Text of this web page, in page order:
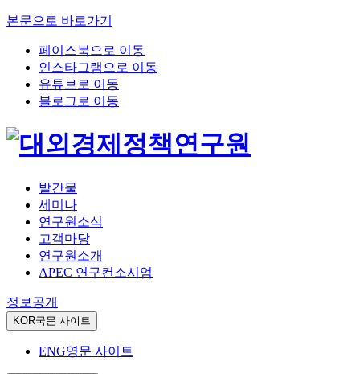
본문으로 바로가기
페이스북으로 이동
인스타그램으로 이동
유튜브로 이동
블로그로 이동
발간물
세미나
연구원소식
고객마당
연구원소개
APEC 연구컨소시엄
정보공개
KOR국문 사이트
ENG영문 사이트